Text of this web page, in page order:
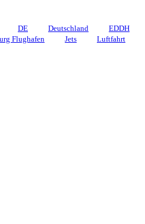
DE Deutschland EDDH
Flughafen Jets Luftfahrt